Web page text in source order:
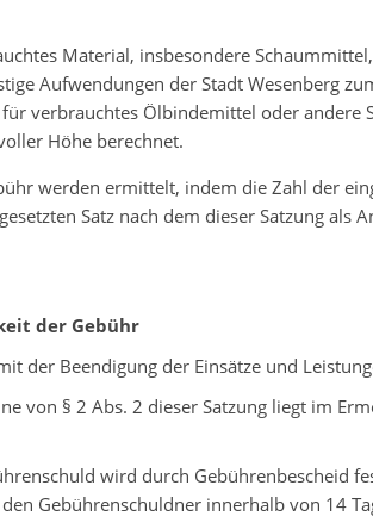
Material, insbesondere
Aufwendungen der Stadt Wesenberg
verbrauchtes Ölbindemittel oder andere
Höhe berechnet.
werden ermittelt, indem die Zahl der
Satz nach dem dieser Satzung als
der Gebühr
der Beendigung der Einsätze und
von § 2 Abs. 2 dieser Satzung liegt im
wird durch Gebührenbescheid
Gebührenschuldner innerhalb von 14